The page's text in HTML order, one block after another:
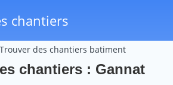
chantiers
Trouver des chantiers batiment
chantiers : Gannat